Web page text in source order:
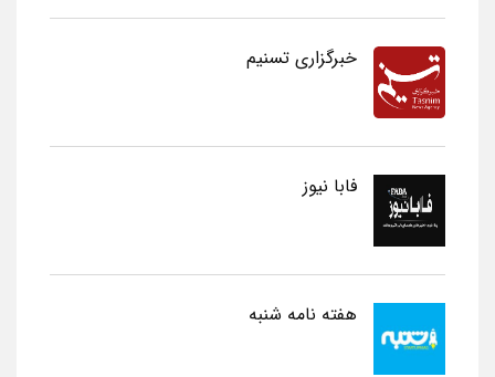
خبرگزاری تسنیم
فابا نیوز
هفته نامه شنبه